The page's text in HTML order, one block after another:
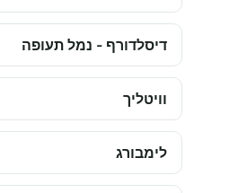
דיסלדורף - נמל תעופה
וויטליך
לימבורג